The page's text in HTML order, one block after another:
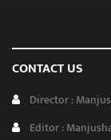
CONTACT US
Director :
Editor :